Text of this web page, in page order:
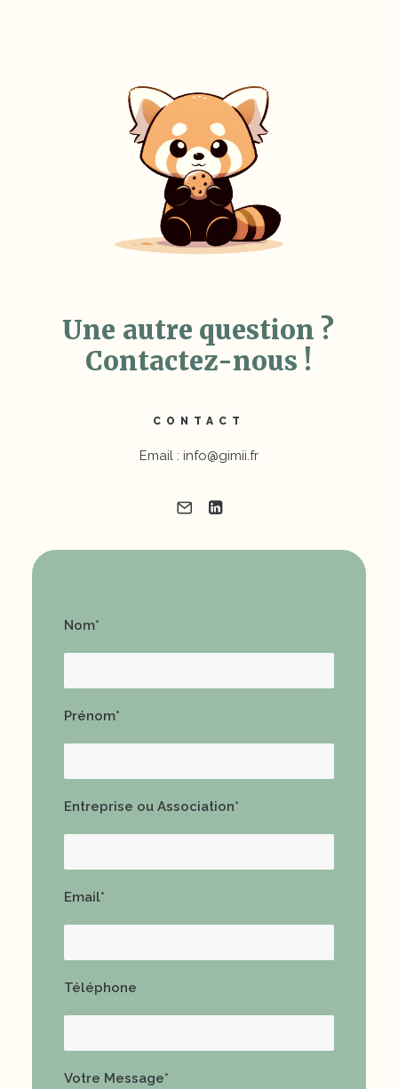
Une autre question ?
Contactez-nous !
CONTACT
Email : info@gimii.fr
Nom*
Prénom*
Entreprise ou Association*
Email*
Téléphone
Votre Message*